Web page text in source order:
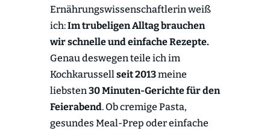
Ernährungswissenschaftlerin weiß
ich:Im trubeligen Alltag brauchen
wir schnelle und einfache Rezepte.
Genau deswegen teile ich im
Kochkarussellseit 2013meine
liebsten30 Minuten-Gerichte für den
Feierabend. Ob cremige Pasta,
gesundes Meal-Prep oder einfache